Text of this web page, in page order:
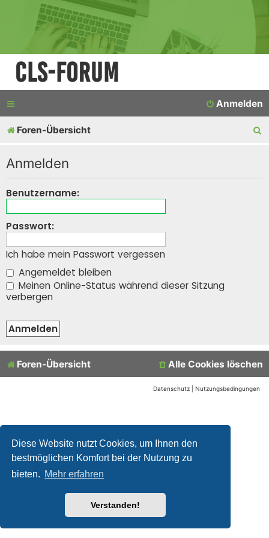
Diese Website nutzt Cookies, um Ihnen den
bestmöglichen Komfort bei der Nutzung zu
bieten. Mehr erfahren
Verstanden!
CLS-Forum
Anmelden
Foren-Übersicht
Anmelden
Benutzername:
Passwort:
Ich habe mein Passwort vergessen
Angemeldet bleiben
Meinen Online-Status während dieser Sitzung
verbergen
Foren-Übersicht Alle Cookies löschen
Datenschutz Nutzungsbedingungen